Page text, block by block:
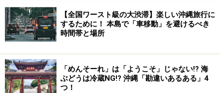
のイメージには相違があります。
沖縄県によると、かりゆしウエアの定義は
す。沖縄の伝統染織物、文化や自然などをモチーフにし
たデザインが特徴でもあり、アロハシャツとは少し違っ
たものであることがわかります。
【全国ワースト級の大渋滞】楽しい沖縄旅行に
するために！ 本島で「車移動」を避けるべき
時間帯と場所
「めんそーれ」は「ようこそ」じゃない!? 海
ぶどうは冷蔵NG!? 沖縄「勘違いあるある」4
つ！